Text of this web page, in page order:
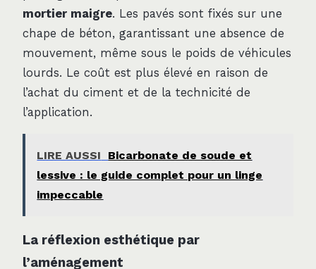
mortier maigre. Les pavés sont fixés sur une
chape de béton, garantissant une absence de
mouvement, même sous le poids de véhicules
lourds. Le coût est plus élevé en raison de
l’achat du ciment et de la technicité de
l’application.
LIRE AUSSI
Bicarbonate de soude et
lessive : le guide complet pour un linge
impeccable
La réflexion esthétique par
l’aménagement